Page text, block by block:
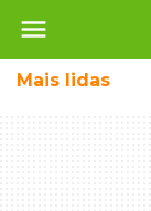
menu
Mais lidas